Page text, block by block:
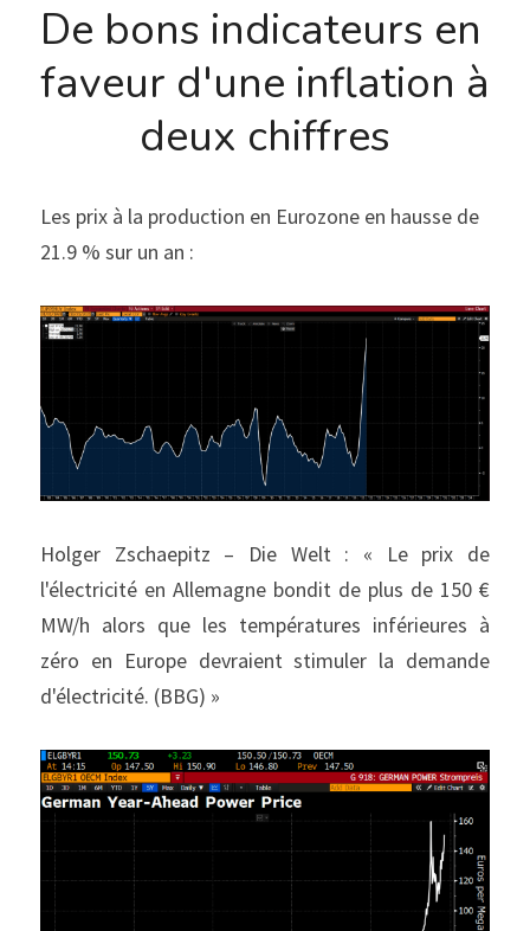
De bons indicateurs en
faveur d'une inflation à
deux chiffres
Les prix à la production en Eurozone en hausse de
21.9 % sur un an :
Holger Zschaepitz – Die Welt : « Le prix de
l'électricité en Allemagne bondit de plus de 150 €
MW/h alors que les températures inférieures à
zéro en Europe devraient stimuler la demande
d'électricité. (BBG) »